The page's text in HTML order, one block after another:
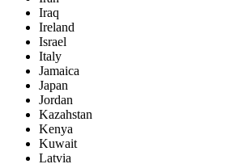
Iraq
Ireland
Israel
Italy
Jamaica
Japan
Jordan
Kazahstan
Kenya
Kuwait
Latvia